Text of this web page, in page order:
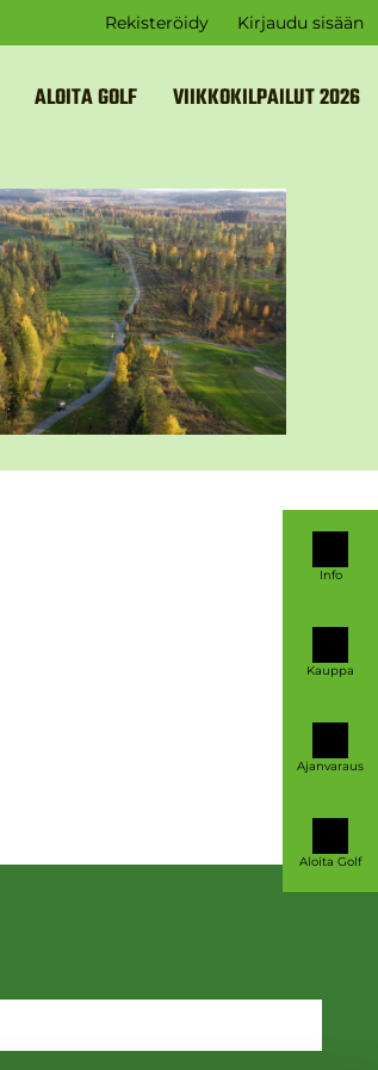
Rekisteröidy Kirjaudu sisään
ALOITA GOLF VIIKKOKILPAILUT 2026
Info
Kauppa
Ajanvaraus
Aloita Golf